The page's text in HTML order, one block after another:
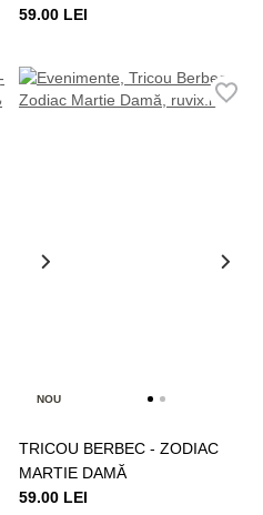
59.00 LEI
NOU
TRICOU BERBEC - ZODIAC
MARTIE DAMĂ
59.00 LEI